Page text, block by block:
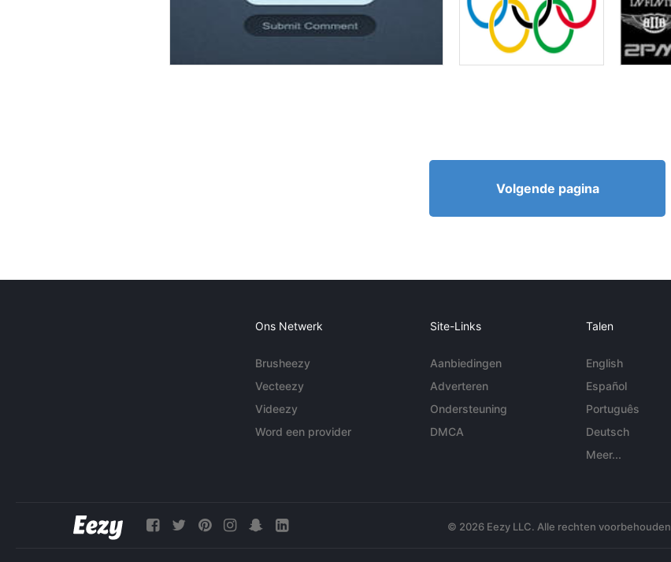
Volgende pagina
Ons Netwerk
Brusheezy
Vecteezy
Videezy
Word een provider
Site-Links
Aanbiedingen
Adverteren
Ondersteuning
DMCA
Talen
English
Español
Português
Deutsch
Meer...
© 2026 Eezy LLC. Alle rechten voorbehouden